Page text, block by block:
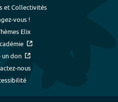
et Collectivités
vous !
Elix
un don
nous